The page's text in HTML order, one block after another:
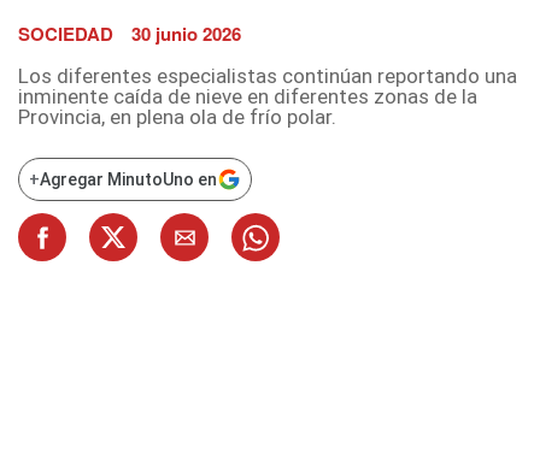
SOCIEDAD 30 junio 2026
Los diferentes especialistas continúan reportando una
inminente caída de nieve en diferentes zonas de la
Provincia, en plena ola de frío polar.
+Agregar MinutoUno en